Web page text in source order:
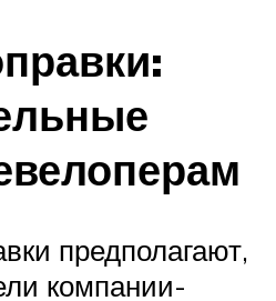
предполагают,
компании-